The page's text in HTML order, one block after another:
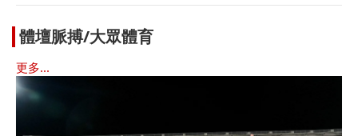
體壇脈搏/大眾體育
更多...